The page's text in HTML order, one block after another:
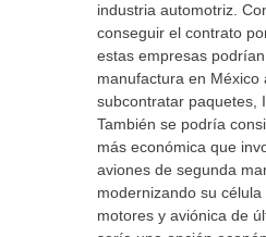
industria automotriz.
conseguir el contrato
estas empresas
manufactura en México
subcontratar paquetes,
También se podría
más económica que
aviones de segunda
modernizando su célula
motores y aviónica de